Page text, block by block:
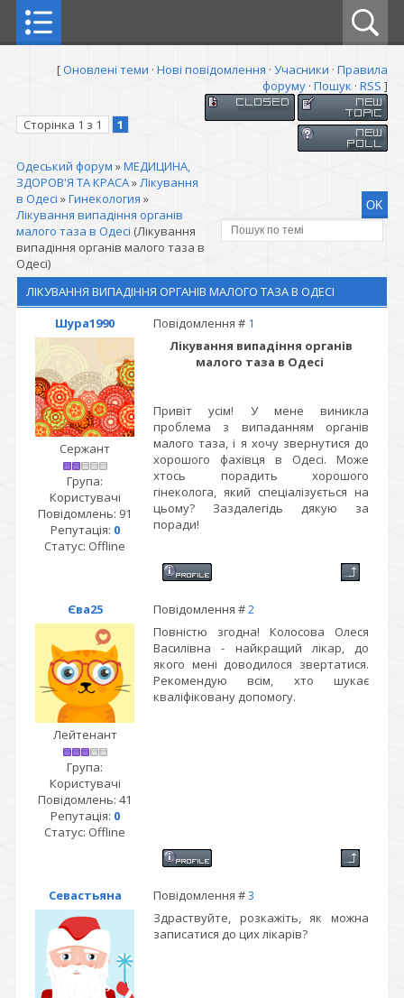
[Оновлені теми · Нові повідомлення · Учасники · Правила
форуму · Пошук · RSS ]
Сторінка 1 з 1 1
Одеський форум »МЕДИЦИНА,
ЗДОРОВ'Я ТА КРАСА»Лікування
в Одесі »Гинекология »
Лікування випадіння органів
малого таза в Одесі (Лікування
випадіння органів малого таза в
Одесі)
ЛІКУВАННЯ ВИПАДІННЯ ОРГАНІВ МАЛОГО ТАЗА В ОДЕСІ
Шура1990
Повідомлення # 1
Сержант
Група:
Користувачі
Повідомлень: 91
Репутація: 0
Статус: Offline
Лікування випадіння органів
малого таза в Одесі
Привіт усім! У мене виникла
проблема з випаданням органів
малого таза, і я хочу звернутися до
хорошого фахівця в Одесі. Може
хтось порадить хорошого
гінеколога, який спеціалізується на
цьому? Заздалегідь дякую за
поради!
Єва25 Повідомлення #2
Лейтенант
Група:
Користувачі
Повідомлень: 41
Репутація: 0
Статус: Offline
Повністю згодна! Колосова Олеся
Василівна - найкращий лікар, до
якого мені доводилося звертатися.
Рекомендую всім, хто шукає
кваліфіковану допомогу.
Севастьяна Повідомлення #3
Здраствуйте, розкажіть, як можна
записатися до цих лікарів?